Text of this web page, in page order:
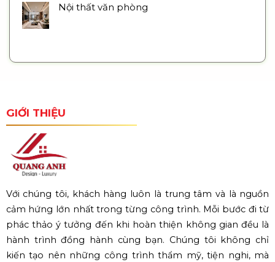
Nội thất văn phòng
GIỚI THIỆU
Với chúng tôi, khách hàng luôn là trung tâm và là nguồn
cảm hứng lớn nhất trong từng công trình. Mỗi bước đi từ
phác thảo ý tưởng đến khi hoàn thiện không gian đều là
hành trình đồng hành cùng bạn. Chúng tôi không chỉ
kiến tạo nên những công trình thẩm mỹ, tiện nghi, mà